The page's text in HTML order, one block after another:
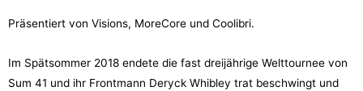
Präsentiert von Visions, MoreCore und Coolibri.
Im Spätsommer 2018 endete die fast dreijährige Welttournee von
Sum 41 und ihr Frontmann Deryck Whibley trat beschwingt und